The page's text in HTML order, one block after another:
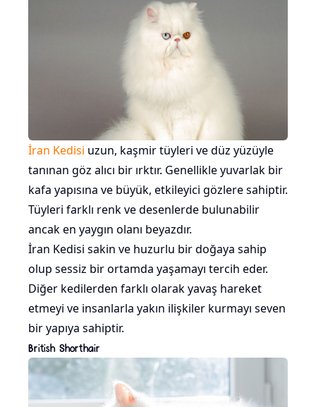
İran Kedisi uzun, kaşmir tüyleri ve düz yüzüyle
tanınan göz alıcı bir ırktır. Genellikle yuvarlak bir
kafa yapısına ve büyük, etkileyici gözlere sahiptir.
Tüyleri farklı renk ve desenlerde bulunabilir
ancak en yaygın olanı beyazdır.
İran Kedisi sakin ve huzurlu bir doğaya sahip
olup sessiz bir ortamda yaşamayı tercih eder.
Diğer kedilerden farklı olarak yavaş hareket
etmeyi ve insanlarla yakın ilişkiler kurmayı seven
bir yapıya sahiptir.
British Shorthair